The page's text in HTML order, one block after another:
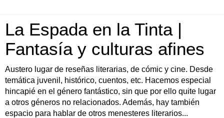
La Espada en la Tinta |
Fantasía y culturas afines
Austero lugar de reseñas literarias, de cómic y cine. Desde
temática juvenil, histórico, cuentos, etc. Hacemos especial
hincapié en el género fantástico, sin que por ello quite lugar
a otros géneros no relacionados. Además, hay también
espacio para hablar de otros menesteres literarios...